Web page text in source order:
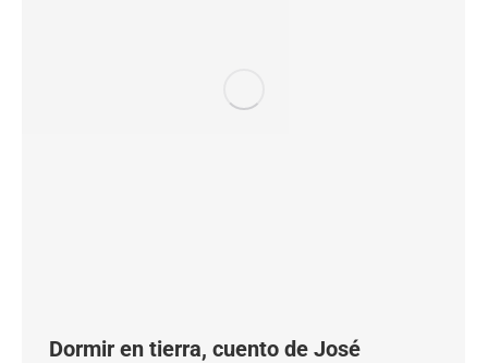
Dormir en tierra, cuento de José